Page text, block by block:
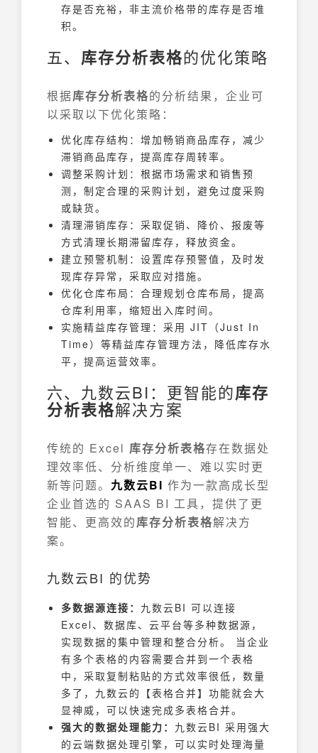
存是否充裕，非主流价格带的库存是否堆
积。
五、 库存分析表格的优化策略
根据库存分析表格的分析结果，企业可
以采取以下优化策略：
优化库存结构：增加畅销商品库存，减少
滞销商品库存，提高库存周转率。
调整采购计划：根据市场需求和销售预
测，制定合理的采购计划，避免过度采购
或缺货。
清理滞销库存：采取促销、降价、报废等
方式清理长期滞留库存，释放资金。
建立预警机制：设置库存预警值，及时发
现库存异常，采取应对措施。
优化仓库布局：合理规划仓库布局，提高
仓库利用率，缩短出入库时间。
实施精益库存管理：采用 JIT（Just In
Time）等精益库存管理方法，降低库存水
平，提高运营效率。
六、九数云BI：更智能的库存
分析表格解决方案
传统的 Excel 库存分析表格存在数据处
理效率低、分析维度单一、难以实时更
新等问题。 九数云BI 作为一款高成长型
企业首选的 SAAS BI 工具，提供了更
智能、更高效的库存分析表格解决方
案。
九数云BI 的优势
多数据源连接： 九数云BI 可以连接
Excel、数据库、云平台等多种数据源，
实现数据的集中管理和整合分析。 当企业
有多个表格的内容需要合并到一个表格
中，采取复制粘贴的方式效率很低，数量
多了，九数云的【表格合并】功能就会大
显神威，可以快速完成多表格合并。
强大的数据处理能力： 九数云BI 采用强大
的云端数据处理引擎，可以实时处理海量